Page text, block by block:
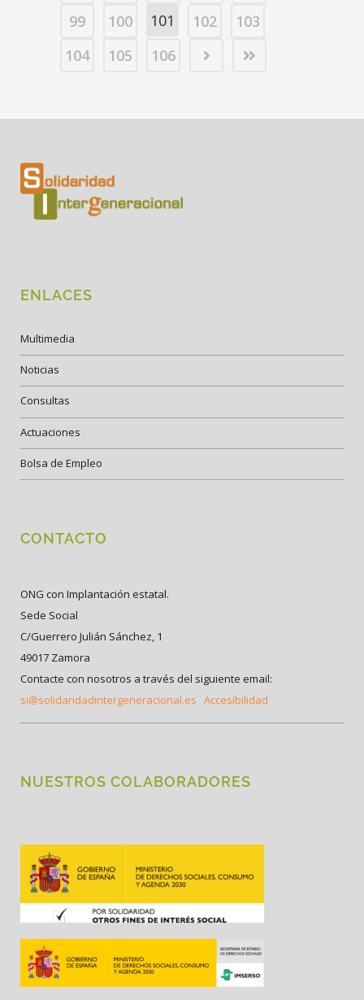
99
100 101 102
103
104
105 106
ENLACES
Multimedia
Noticias
Consultas
Actuaciones
Bolsa de Empleo
CONTACTO
ONG con Implantación estatal.
Sede Social
C/Guerrero Julián Sánchez, 1
49017 Zamora
Contacte con nosotros a través del siguiente email:
si@solidaridadintergeneracional.es Accesibilidad
NUESTROS COLABORADORES